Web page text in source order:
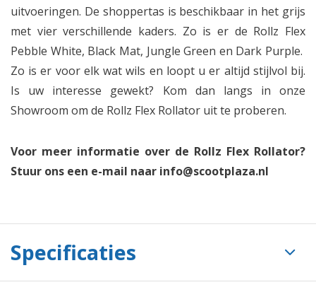
uitvoeringen. De shoppertas is beschikbaar in het grijs
met vier verschillende kaders. Zo is er de Rollz Flex
Pebble White, Black Mat, Jungle Green en Dark Purple.
Zo is er voor elk wat wils en loopt u er altijd stijlvol bij.
Is uw interesse gewekt? Kom dan langs in onze
Showroom om de Rollz Flex Rollator uit te proberen.
Voor meer informatie over de Rollz Flex Rollator?
Stuur ons een e-mail naar info@scootplaza.nl
Specificaties